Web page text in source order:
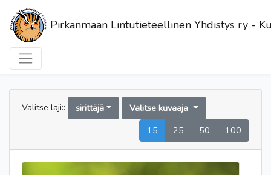
Pirkanmaan Lintutieteellinen Yhdistys ry -
Valitse laji:: sirittäjä
Valitse kuvaaja
15
25 50 100